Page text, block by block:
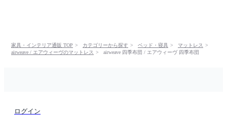
家具・インテリア通販 TOP カテゴリーから探す ベッド・寝具
マットレス
airweave / エアウィーヴのマットレス
airweave 四季布団 / エアウィーヴ 四季布団
ログイン